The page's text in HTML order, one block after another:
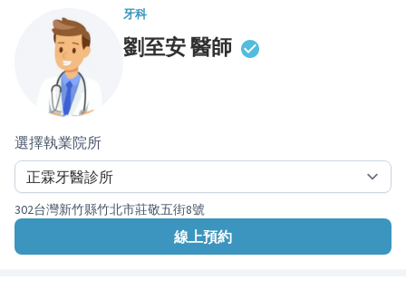
健康主題館
牙科
劉至安醫師
選擇執業院所
302台灣新竹縣竹北市莊敬五街8號
線上預約